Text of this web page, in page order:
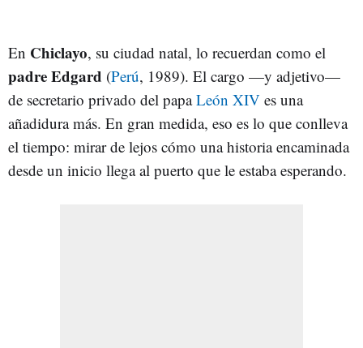
En Chiclayo, su ciudad natal, lo recuerdan como el
padre Edgard (Perú, 1989). El cargo —y adjetivo—
de secretario privado del papaLeón XIV es una
añadidura más. En gran medida, eso es lo que conlleva
el tiempo: mirar de lejos cómo una historia encaminada
desde un inicio llega al puerto que le estaba esperando.